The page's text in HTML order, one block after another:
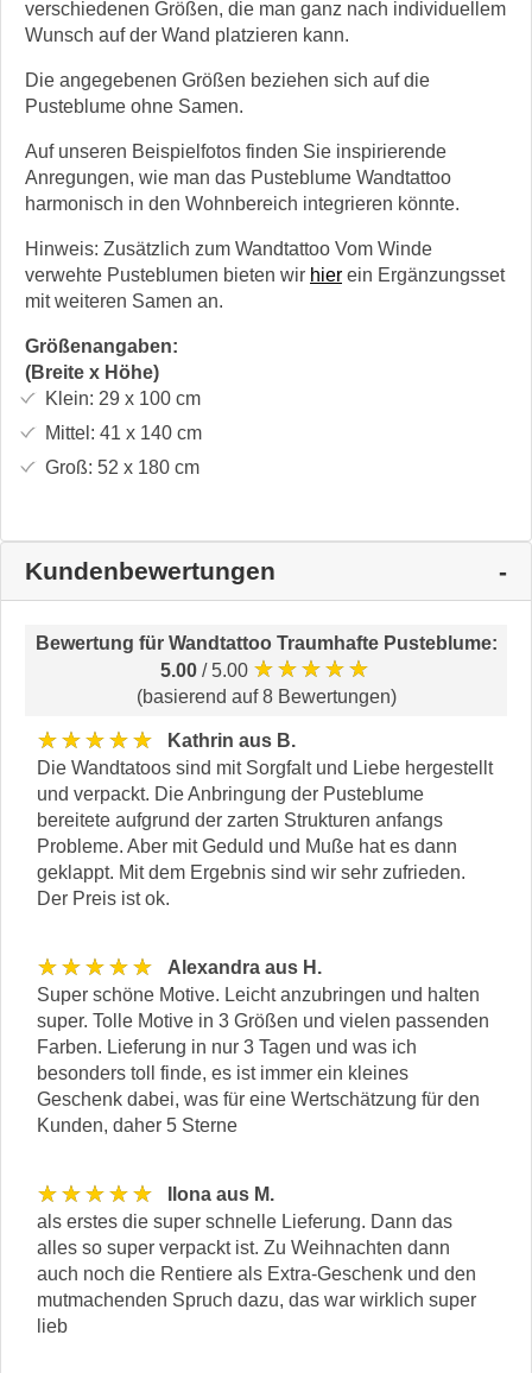
verschiedenen Größen, die man ganz nach individuellem
Wunsch auf der Wand platzieren kann.
Die angegebenen Größen beziehen sich auf die
Pusteblume ohne Samen.
Auf unseren Beispielfotos finden Sie inspirierende
Anregungen, wie man das Pusteblume Wandtattoo
harmonisch in den Wohnbereich integrieren könnte.
Hinweis: Zusätzlich zum Wandtattoo Vom Winde
verwehte Pusteblumen bieten wir hier ein Ergänzungsset
mit weiteren Samen an.
Größenangaben:
(Breite x Höhe)
Klein: 29 x 100cm
Mittel: 41 x 140cm
Groß: 52 x 180cm
Kundenbewertungen
Bewertung für Wandtattoo Traumhafte Pusteblume:
5.00 / 5.00 ★★★★★
(basierend auf 8 Bewertungen)
★★★★★
Kathrin aus B.
Die Wandtatoos sind mit Sorgfalt und Liebe hergestellt
und verpackt. Die Anbringung der Pusteblume
bereitete aufgrund der zarten Strukturen anfangs
Probleme. Aber mit Geduld und Muße hat es dann
geklappt. Mit dem Ergebnis sind wir sehr zufrieden.
Der Preis ist ok.
★★★★★
Alexandra aus H.
Super schöne Motive. Leicht anzubringen und halten
super. Tolle Motive in 3 Größen und vielen passenden
Farben. Lieferung in nur 3 Tagen und was ich
besonders toll finde, es ist immer ein kleines
Geschenk dabei, was für eine Wertschätzung für den
Kunden, daher 5 Sterne
★★★★★
Ilona aus M.
als erstes die super schnelle Lieferung. Dann das
alles so super verpackt ist. Zu Weihnachten dann
auch noch die Rentiere als Extra-Geschenk und den
mutmachenden Spruch dazu, das war wirklich super
lieb